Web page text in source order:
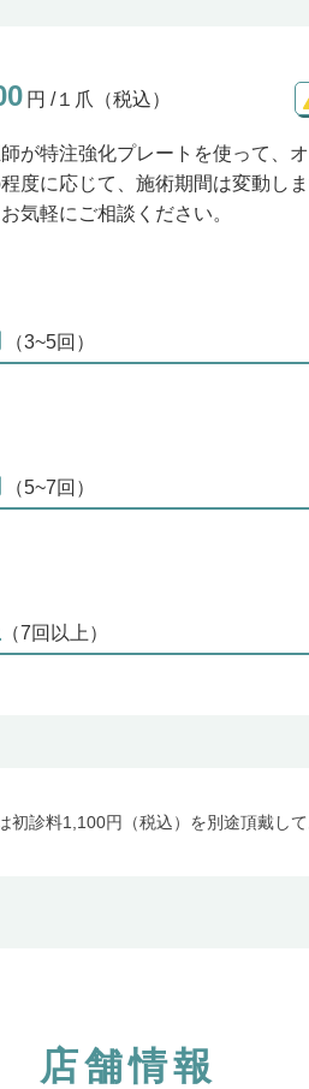
円 /１爪（税込）
が特注強化プレートを使って、
度に応じて、施術期間は変動し
気軽にご相談ください。
（3~5回）
（5~7回）
（7回以上）
初診料1,100円（税込）を別途頂戴して
店舗情報